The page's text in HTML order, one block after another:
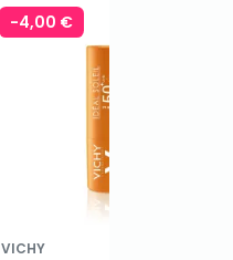
-4,00 €
VICHY